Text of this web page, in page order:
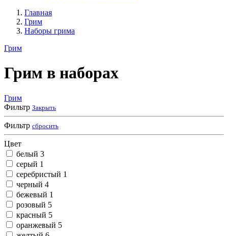
Главная
Грим
Наборы грима
Грим
Грим в наборах
Грим
Фильтр Закрыть
Фильтр сбросить
Цвет
белый 3
серый 1
серебристый 1
черный 4
бежевый 1
розовый 5
красный 5
оранжевый 5